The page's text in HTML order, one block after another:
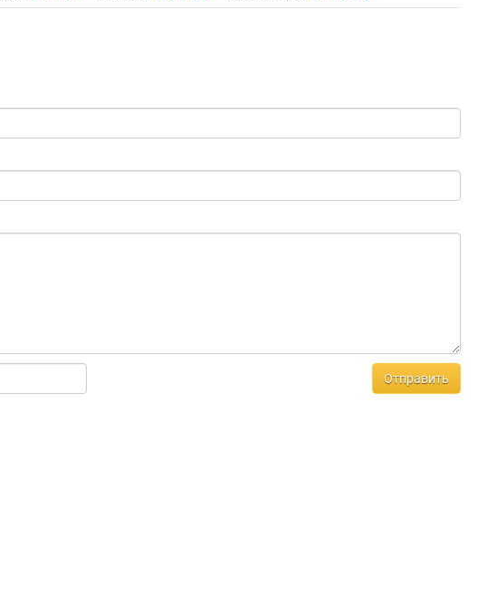
Отправить